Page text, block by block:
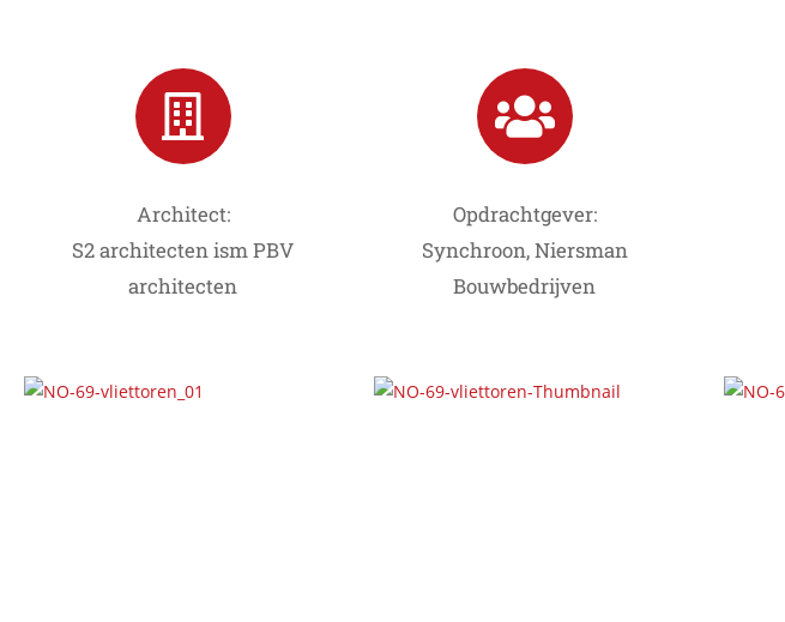
Architect:
S2 architecten ism PBV
architecten
Opdrachtgever:
Synchroon, Niersman
Bouwbedrijven